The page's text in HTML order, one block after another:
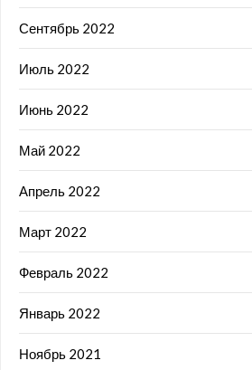
Сентябрь 2022
Июль 2022
Июнь 2022
Май 2022
Апрель 2022
Март 2022
Февраль 2022
Январь 2022
Ноябрь 2021